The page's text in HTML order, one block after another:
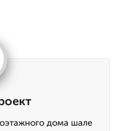
дома шале